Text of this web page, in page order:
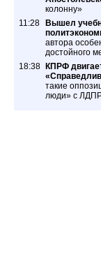
колонну»
11:28 Вышел
автора
достойного
18:38 КПРФ
такие
люди» с